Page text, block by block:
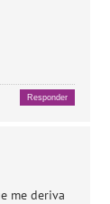
Responder
me deriva